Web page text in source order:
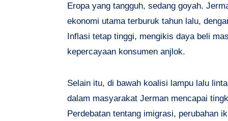
Eropa yang tangguh, sedang goyah.
ekonomi utama terburuk tahun lalu,
Inflasi tetap tinggi, mengikis daya beli
kepercayaan konsumen anjlok.
Selain itu, di bawah koalisi lampu lalu
dalam masyarakat Jerman mencapai
Perdebatan tentang imigrasi, perubahan